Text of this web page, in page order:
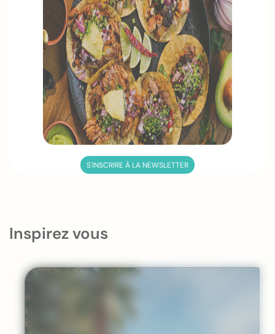
S'INSCRIRE À LA NEWSLETTER
Inspirez vous